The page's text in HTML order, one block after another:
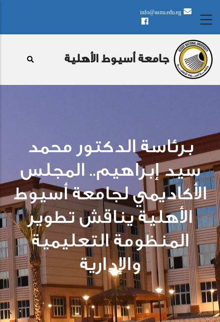
إلى
الرئيسي
info@asnu.edu.eg
جامعة أسيوط الأهلية
برئاسة الدكتور محمد
سيد إبراهيم.. المجلس
الأكاديمي لجامعة أسيوط
الأهلية يناقش تطوير
المنظومة التعليمية
والإدارية